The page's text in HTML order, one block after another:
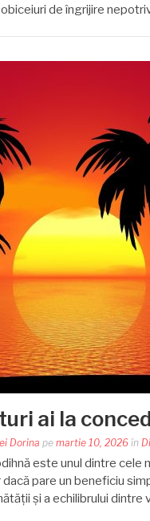
de îngrijire
ai la
Dorina pe martie 10, 2026 în
este unul dintre cele
dacă pare un beneficiu
și a echilibrului dintre